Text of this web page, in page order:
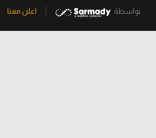
بواسطة اعلن معنا